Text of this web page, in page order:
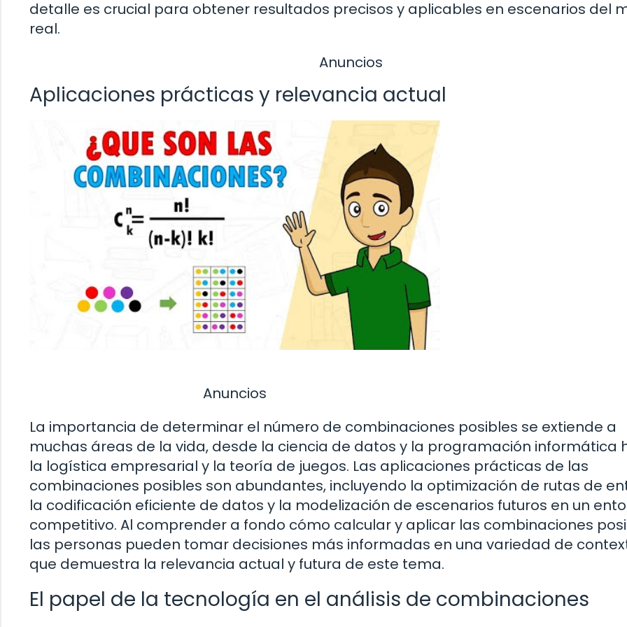
detalle es crucial para obtener resultados precisos y aplicables en escenarios del
real.
Anuncios
Aplicaciones prácticas y relevancia actual
Anuncios
La importancia de determinar el número de combinaciones posibles se extiende a
muchas áreas de la vida, desde la ciencia de datos y la programación informática
la logística empresarial y la teoría de juegos. Las aplicaciones prácticas de las
combinaciones posibles son abundantes, incluyendo la optimización de rutas de
la codificación eficiente de datos y la modelización de escenarios futuros en un
competitivo. Al comprender a fondo cómo calcular y aplicar las combinaciones
las personas pueden tomar decisiones más informadas en una variedad de
que demuestra la relevancia actual y futura de este tema.
El papel de la tecnología en el análisis de combinaciones